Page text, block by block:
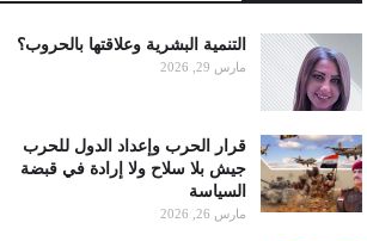
التنمية البشرية وعلاقتها بالحروب؟
مارس 29, 2026
قرار الحرب وإعداد الدول للحرب
جيش بلا سلاح ولا إرادة في قبضة
السياسة
مارس 26, 2026